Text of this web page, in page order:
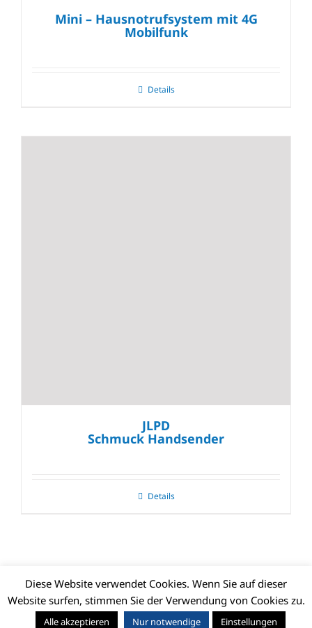
Mini – Hausnotrufsystem mit 4G
Mobilfunk
Details
JLPD
Schmuck Handsender
Details
© CLIMAX DEUTSCHLAND GMBH | Alle Rechte vorbehalten |
Diese Website verwendet Cookies. Wenn Sie auf dieser
Website surfen, stimmen Sie der Verwendung von Cookies zu.
Alle akzeptieren Nur notwendige Einstellungen